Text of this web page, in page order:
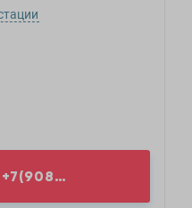
+7(908)9...